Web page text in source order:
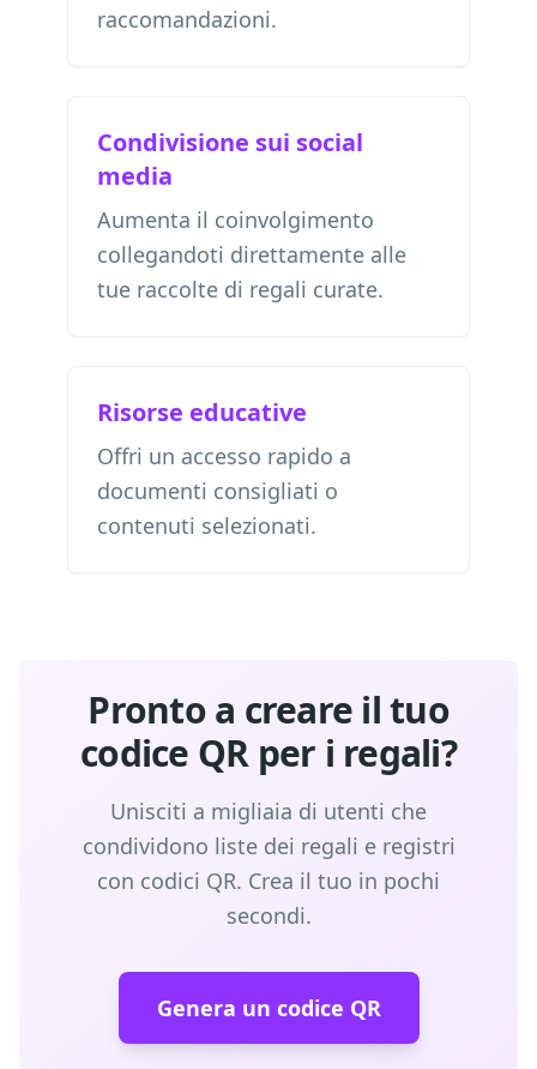
raccomandazioni.
Condivisione sui social
media
Aumenta il coinvolgimento
collegandoti direttamente alle
tue raccolte di regali curate.
Risorse educative
Offri un accesso rapido a
documenti consigliati o
contenuti selezionati.
Pronto a creare il tuo
codice QR per i regali?
Unisciti a migliaia di utenti che
condividono liste dei regali e registri
con codici QR. Crea il tuo in pochi
secondi.
Genera un codice QR